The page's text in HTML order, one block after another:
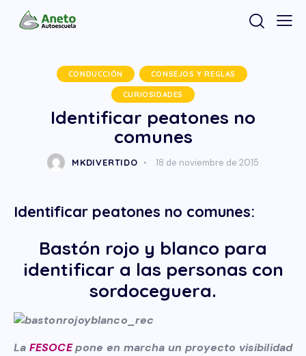
CONDUCCIÓN CONSEJOS Y REGLAS
CURIOSIDADES
Identificar peatones no
comunes
MKDIVERTIDO 18 de noviembre de 2015
Identificar peatones no comunes:
Bastón rojo y blanco para
identificar a las personas con
sordoceguera.
LaFESOCEpone en marcha un proyecto visibilidad